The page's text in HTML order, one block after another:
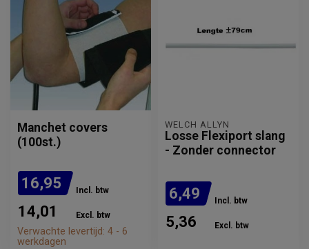
Manchet covers
(100st.)
16,95 Incl. btw
14,01 Excl. btw
Verwachte levertijd: 4 - 6
werkdagen
WELCH ALLYN
Losse Flexiport slang
- Zonder connector
6,49 Incl. btw
5,36 Excl. btw